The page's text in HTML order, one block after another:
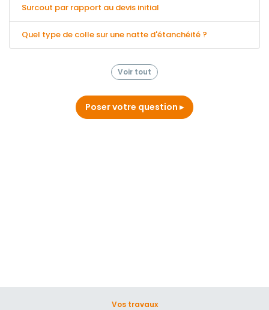
Surcout par rapport au devis initial
Quel type de colle sur une natte d'étanchéité ?
Voir tout
Poser votre question
Vos travaux